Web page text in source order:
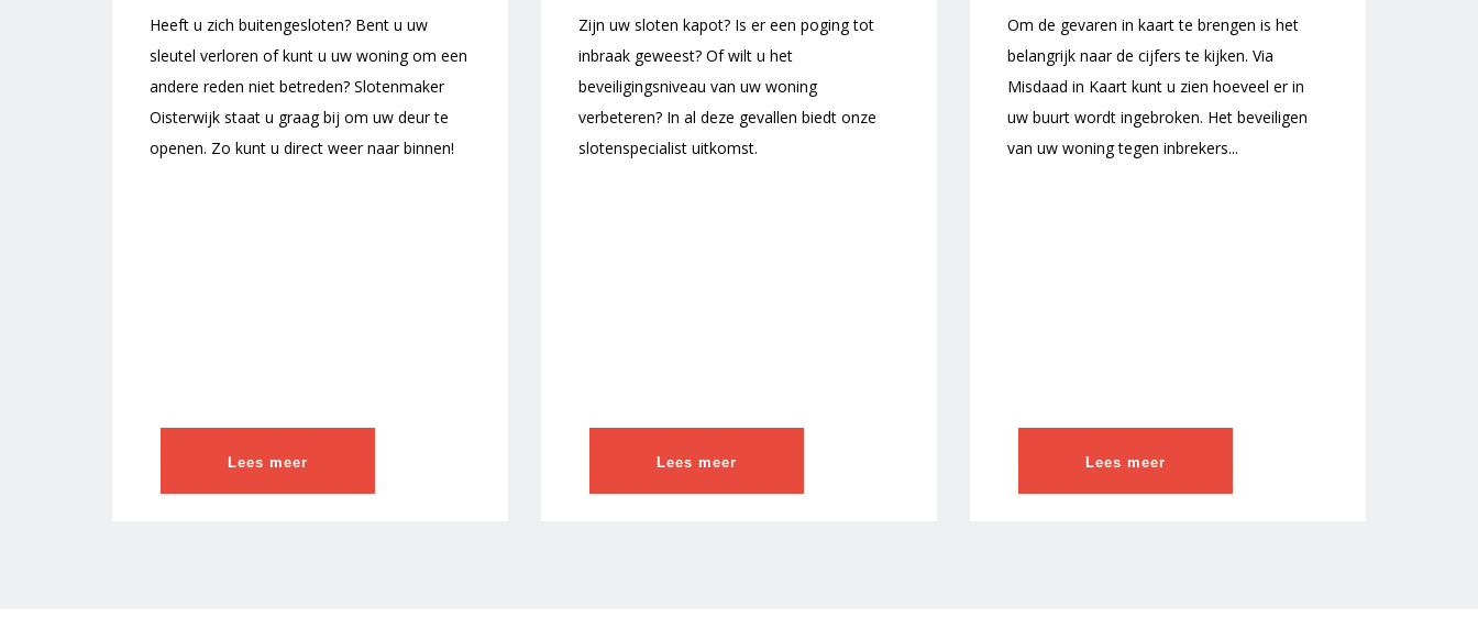
Heeft u zich buitengesloten? Bent u uw
sleutel verloren of kunt u uw woning om een
andere reden niet betreden? Slotenmaker
Oisterwijk staat u graag bij om uw deur te
openen. Zo kunt u direct weer naar binnen!
Lees meer
Zijn uw sloten kapot? Is er een poging tot
inbraak geweest? Of wilt u het
beveiligingsniveau van uw woning
verbeteren? In al deze gevallen biedt onze
slotenspecialist uitkomst.
Lees meer
Om de gevaren in kaart te brengen is het
belangrijk naar de cijfers te kijken. Via
Misdaad in Kaart kunt u zien hoeveel er in
uw buurt wordt ingebroken. Het beveiligen
van uw woning tegen inbrekers...
Lees meer